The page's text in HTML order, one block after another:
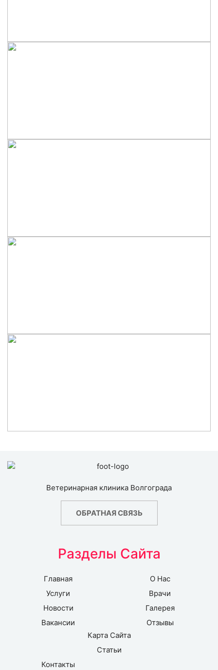
Ветеринарная клиника Волгограда
ОБРАТНАЯ СВЯЗЬ
Разделы Сайта
Главная
О Нас
Услуги
Врачи
Новости
Галерея
Вакансии
Отзывы
Карта Сайта
Статьи
Контакты